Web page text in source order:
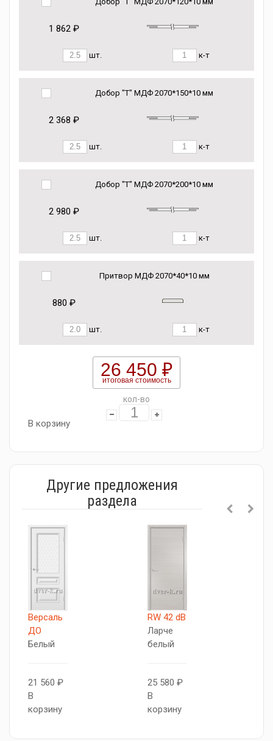
1 862 ₽
шт. к-т
Добор "Т" МДФ 2070*150*10 мм
2 368 ₽
шт. к-т
Добор "Т" МДФ 2070*200*10 мм
2 980 ₽
шт. к-т
Притвор МДФ 2070*40*10 мм
880 ₽
шт. к-т
26 450 ₽
итоговая стоимость
кол-во
В корзину
Другие предложения
раздела
Версаль
ДО
Белый
21 560 ₽
В
корзину
RW 42 dB
Ларче
белый
25 580 ₽
В
корзину